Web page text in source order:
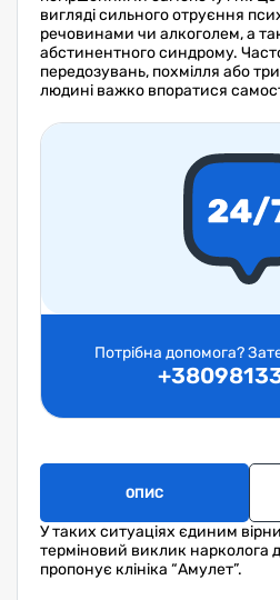
вигляді сильного отруєння
речовинами чи алкоголем, а
абстинентного синдрому.
передозувань, похмілля або
людині важко впоратися
Потрібна допомога?
ОПИС
У таких ситуаціях єдиним
терміновий виклик нарколога
пропонує клініка “Амулет”.